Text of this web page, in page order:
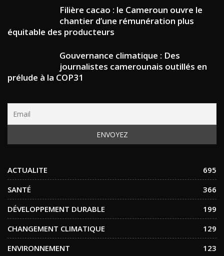
Filière cacao : le Cameroun ouvre le
chantier d’une rémunération plus
équitable des producteurs
Gouvernance climatique : Des
journalistes camerounais outillés en
prélude à la COP31
ACTUALITE
695
SANTÉ
366
DÉVELOPPEMENT DURABLE
199
CHANGEMENT CLIMATIQUE
129
ENVIRONNEMENT
123